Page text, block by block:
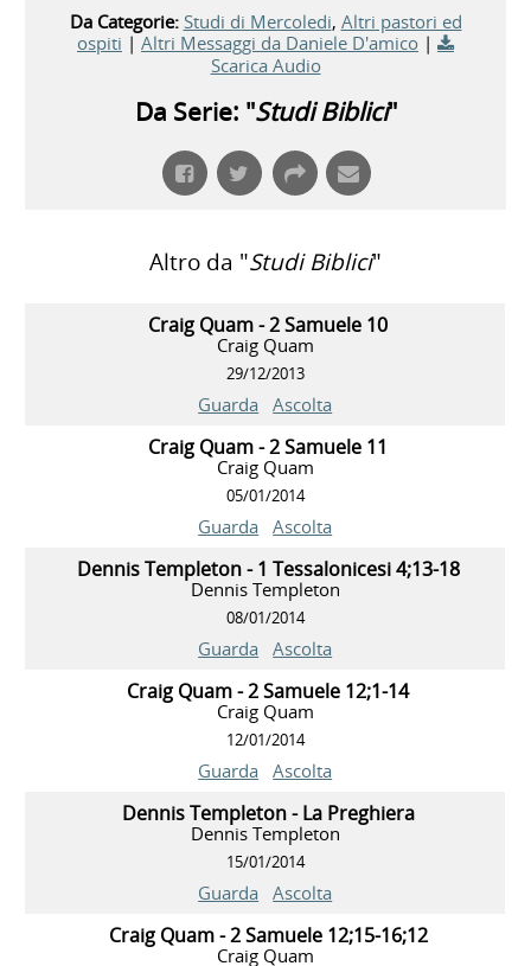
Da Categorie: Studi di Mercoledi, Altri pastori ed
ospiti | Altri Messaggi da Daniele D'amico |
Scarica Audio
Da Serie: "Studi Biblici"
Altro da "Studi Biblici"
Craig Quam - 2 Samuele 10
Craig Quam
29/12/2013
Guarda Ascolta
Craig Quam - 2 Samuele 11
Craig Quam
05/01/2014
Guarda Ascolta
Dennis Templeton - 1 Tessalonicesi 4;13-18
Dennis Templeton
08/01/2014
Guarda Ascolta
Craig Quam - 2 Samuele 12;1-14
Craig Quam
12/01/2014
Guarda Ascolta
Dennis Templeton - La Preghiera
Dennis Templeton
15/01/2014
Guarda Ascolta
Craig Quam - 2 Samuele 12;15-16;12
Craig Quam